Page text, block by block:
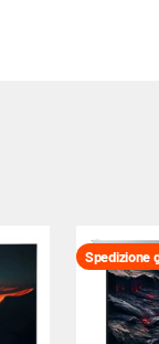
Spedizione